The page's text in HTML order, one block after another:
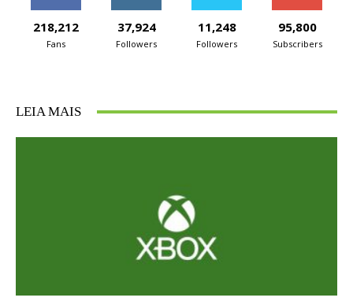
218,212
Fans
37,924
Followers
11,248
Followers
95,800
Subscribers
LEIA MAIS